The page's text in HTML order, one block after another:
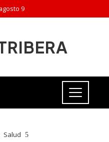
9
Salud